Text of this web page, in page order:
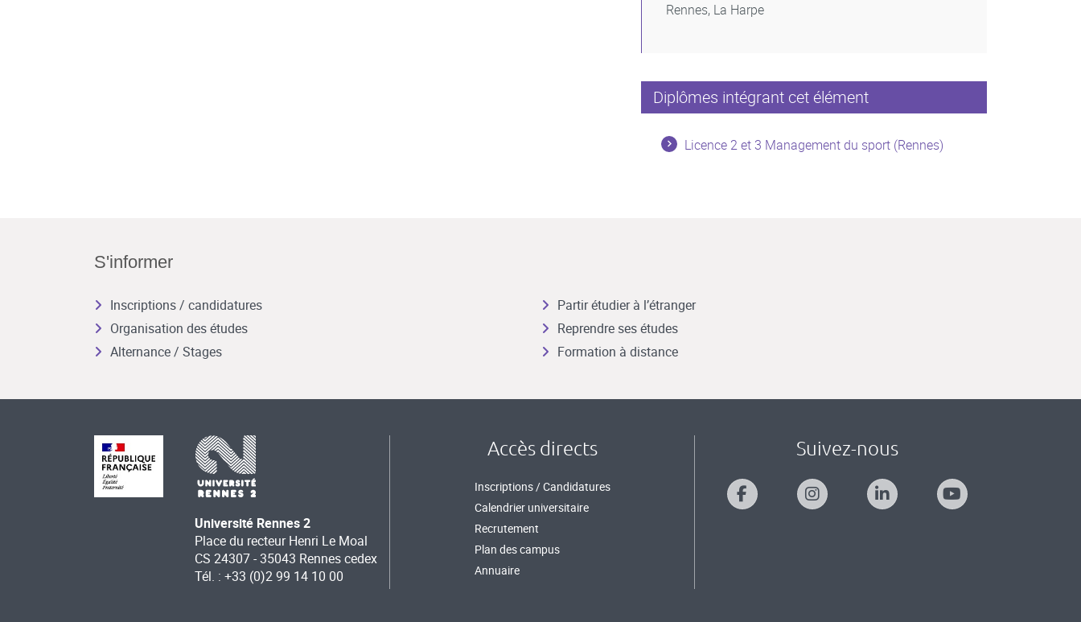
Rennes, La Harpe
Diplômes intégrant cet élément
Licence 2 et 3 Management du sport (Rennes)
S'informer
Inscriptions / candidatures
Organisation des études
Alternance / Stages
Partir étudier à l’étranger
Reprendre ses études
Formation à distance
Université Rennes 2
Place du recteur Henri Le Moal
CS 24307 - 35043 Rennes cedex
Tél. : +33 (0)2 99 14 10 00
Accès directs
Inscriptions / Candidatures
Calendrier universitaire
Recrutement
Plan des campus
Annuaire
Suivez-nous